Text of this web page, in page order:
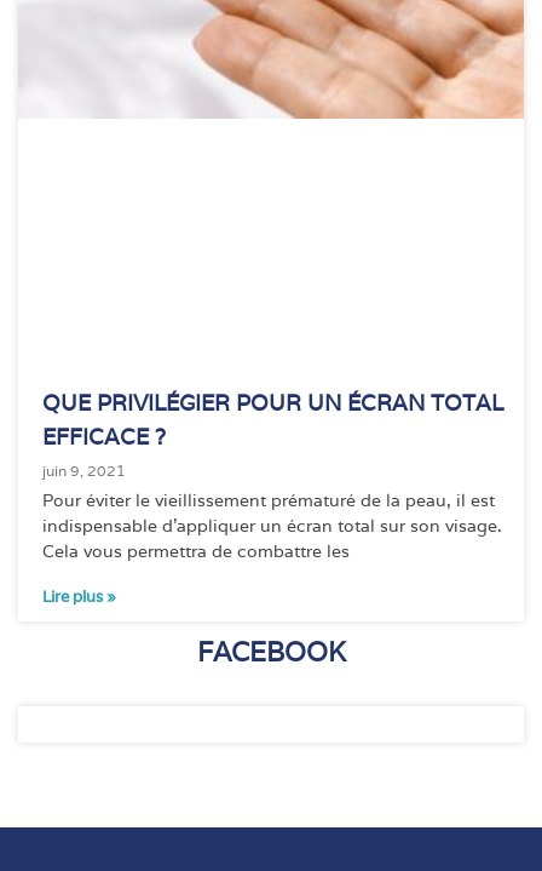
QUE PRIVILÉGIER POUR UN ÉCRAN TOTAL
EFFICACE ?
juin 9, 2021
Pour éviter le vieillissement prématuré de la peau, il est
indispensable d’appliquer un écran total sur son visage.
Cela vous permettra de combattre les
Lire plus »
FACEBOOK